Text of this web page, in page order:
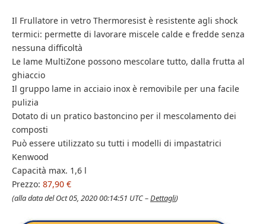
Il Frullatore in vetro Thermoresist è resistente agli shock
termici: permette di lavorare miscele calde e fredde senza
nessuna difficoltà
Le lame MultiZone possono mescolare tutto, dalla frutta al
ghiaccio
Il gruppo lame in acciaio inox è removibile per una facile
pulizia
Dotato di un pratico bastoncino per il mescolamento dei
composti
Può essere utilizzato su tutti i modelli di impastatrici
Kenwood
Capacità max. 1,6 l
Prezzo: 87,90 €
(alla data del Oct 05, 2020 00:14:51 UTC –Dettagli)